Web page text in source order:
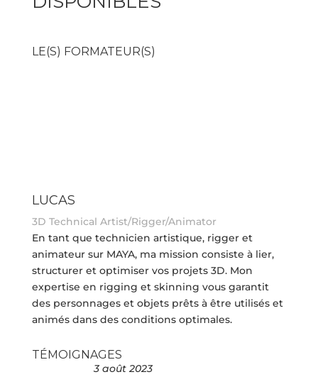
LE(S) FORMATEUR(S)
LUCAS
3D Technical Artist/Rigger/Animator
En tant que technicien artistique, rigger et
animateur sur MAYA, ma mission consiste à lier,
structurer et optimiser vos projets 3D. Mon
expertise en rigging et skinning vous garantit
des personnages et objets prêts à être utilisés et
animés dans des conditions optimales.
TÉMOIGNAGES
3 août 2023